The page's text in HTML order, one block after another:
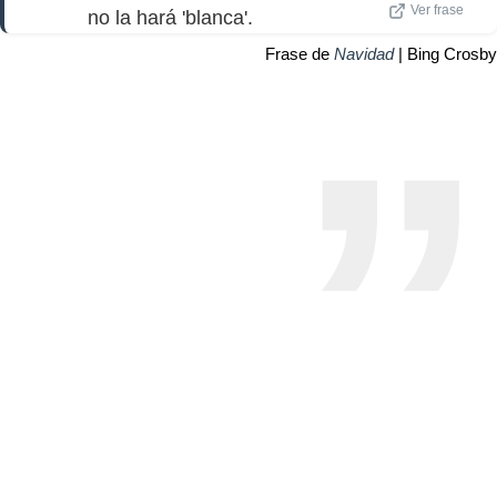
no la hará 'blanca'.
Ver frase
Frase de Navidad| Bing Crosby